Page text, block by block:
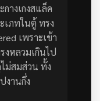
างเกงสแล็ค
เภทในตู้ ทรง
เพราะเข้า
งหลวมเกินไป
ม่สมส่วน ทั้ง
งานกึ่ง